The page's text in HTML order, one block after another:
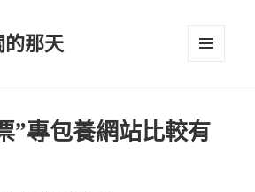
那天
”專包養網站比較有